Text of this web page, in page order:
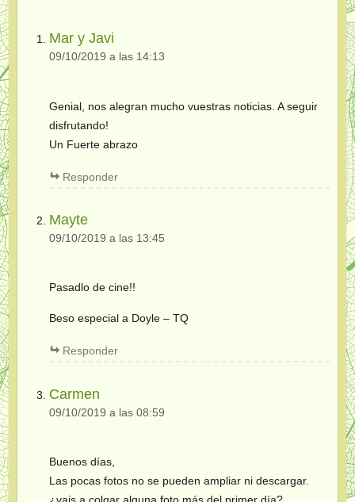
Mar y Javi
09/10/2019 a las 14:13
Genial, nos alegran mucho vuestras noticias. A seguir
disfrutando!
Un Fuerte abrazo
Responder
Mayte
09/10/2019 a las 13:45
Pasadlo de cine!!
Beso especial a Doyle – TQ
Responder
Carmen
09/10/2019 a las 08:59
Buenos días,
Las pocas fotos no se pueden ampliar ni descargar.